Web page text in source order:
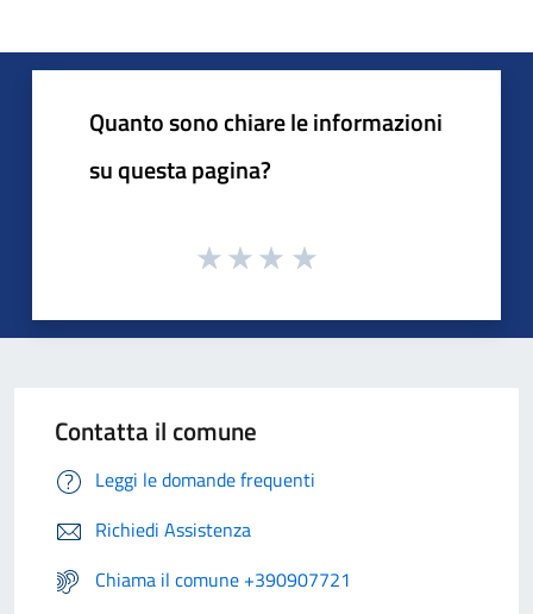
Quanto sono chiare le informazioni
su questa pagina?
Contatta il comune
Leggi le domande frequenti
Richiedi Assistenza
Chiama il comune +390907721